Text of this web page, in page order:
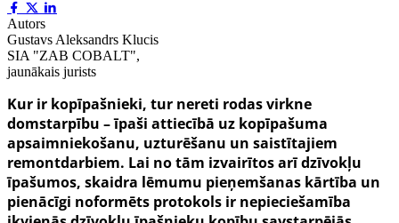
Autors
Gustavs Aleksandrs Klucis
SIA "ZAB COBALT",
jaunākais jurists
Kur ir kopīpašnieki, tur nereti rodas virkne
domstarpību – īpaši attiecībā uz kopīpašuma
apsaimniekošanu, uzturēšanu un saistītajiem
remontdarbiem. Lai no tām izvairītos arī dzīvokļu
īpašumos, skaidra lēmumu pieņemšanas kārtība un
pienācīgi noformēts protokols ir nepieciešamība